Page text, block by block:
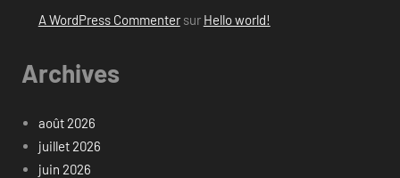
A WordPress Commentersur Hello world!
Archives
août 2026
juillet 2026
juin 2026